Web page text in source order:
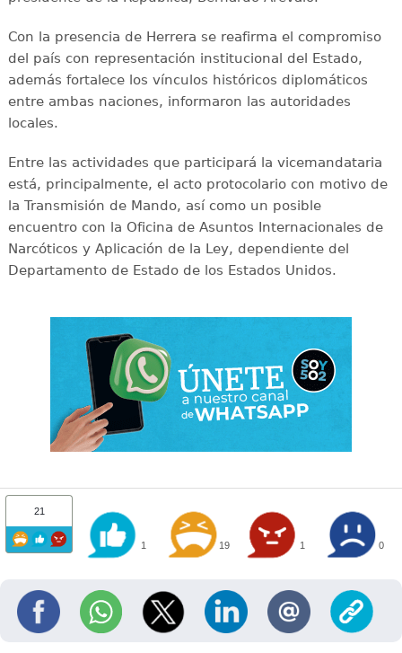
Con la presencia de Herrera se reafirma el compromiso
del país con representación institucional del Estado,
además fortalece los vínculos históricos diplomáticos
entre ambas naciones, informaron las autoridades
locales.
Entre las actividades que participará la vicemandataria
está, principalmente, el acto protocolario con motivo de
la Transmisión de Mando, así como un posible
encuentro con la Oficina de Asuntos Internacionales de
Narcóticos y Aplicación de la Ley, dependiente del
Departamento de Estado de los Estados Unidos.
21
1 19 1 0